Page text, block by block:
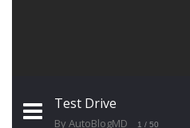
Test Drive
By AutoBlogMD 1 / 50